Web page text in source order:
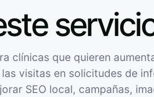
clínicas que quieren
visitas en solicitudes de
SEO local, campañas,